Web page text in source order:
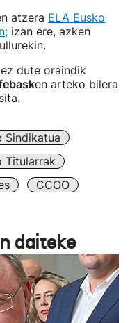
atzera ELA Eusko
izan ere, azken
dute oraindik
en arteko bilera
Sindikatua
Titularrak
CCOO
daiteke